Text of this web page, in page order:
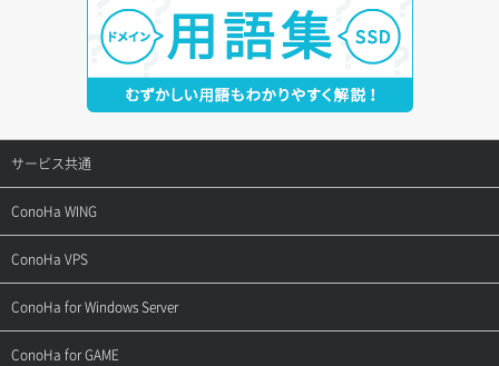
サービス共通
サポートトップ
ご契約・お支払い
用語集
ConoHa WING
サポートトップ
ご利用ガイド
ConoHa VPS
サポートトップ
ご利用ガイド
ConoHa for Windows Server
サポートトップ
ConoHa for GAME